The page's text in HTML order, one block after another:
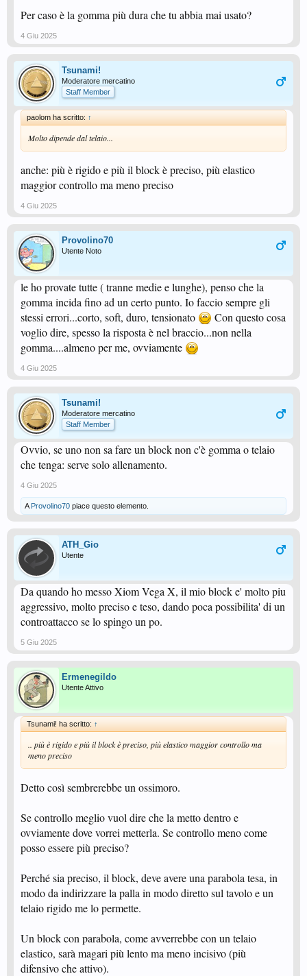
Per caso è la gomma più dura che tu abbia mai usato?
4 Giu 2025
Tsunami!
Moderatore mercatino
Staff Member
paolom ha scritto: ↑
Molto dipende dal telaio...
anche: più è rigido e più il block è preciso, più elastico
maggior controllo ma meno preciso
4 Giu 2025
Provolino70
Utente Noto
le ho provate tutte ( tranne medie e lunghe), penso che la
gomma incida fino ad un certo punto. Io faccio sempre gli
stessi errori...corto, soft, duro, tensionato
Con questo cosa
voglio dire, spesso la risposta è nel braccio...non nella
gomma....almeno per me, ovviamente
4 Giu 2025
Tsunami!
Moderatore mercatino
Staff Member
Ovvio, se uno non sa fare un block non c'è gomma o telaio
che tenga: serve solo allenamento.
4 Giu 2025
A Provolino70 piace questo elemento.
ATH_Gio
Utente
Da quando ho messo Xiom Vega X, il mio block e' molto piu
aggressivo, molto preciso e teso, dando poca possibilita' di un
controattacco se lo spingo un po.
5 Giu 2025
Ermenegildo
Utente Attivo
Tsunami! ha scritto: ↑
.. più è rigido e più il block è preciso, più elastico maggior controllo ma
meno preciso
Detto così sembrerebbe un ossimoro.
Se controllo meglio vuol dire che la metto dentro e
ovviamente dove vorrei metterla. Se controllo meno come
posso essere più preciso?
Perché sia preciso, il block, deve avere una parabola tesa, in
modo da indirizzare la palla in modo diretto sul tavolo e un
telaio rigido me lo permette.
Un block con parabola, come avverrebbe con un telaio
elastico, sarà magari più lento ma meno incisivo (più
difensivo che attivo).